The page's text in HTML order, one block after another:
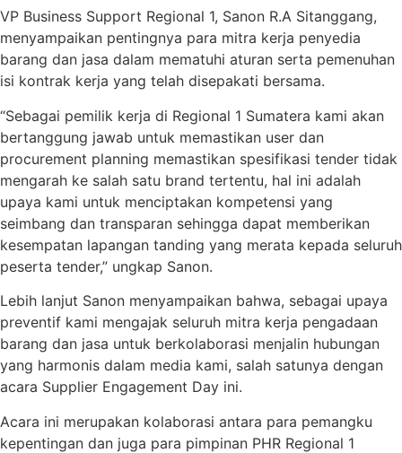
VP Business Support Regional 1, Sanon R.A Sitanggang,
menyampaikan pentingnya para mitra kerja penyedia
barang dan jasa dalam mematuhi aturan serta pemenuhan
isi kontrak kerja yang telah disepakati bersama.
“Sebagai pemilik kerja di Regional 1 Sumatera kami akan
bertanggung jawab untuk memastikan user dan
procurement planning memastikan spesifikasi tender tidak
mengarah ke salah satu brand tertentu, hal ini adalah
upaya kami untuk menciptakan kompetensi yang
seimbang dan transparan sehingga dapat memberikan
kesempatan lapangan tanding yang merata kepada seluruh
peserta tender,” ungkap Sanon.
Lebih lanjut Sanon menyampaikan bahwa, sebagai upaya
preventif kami mengajak seluruh mitra kerja pengadaan
barang dan jasa untuk berkolaborasi menjalin hubungan
yang harmonis dalam media kami, salah satunya dengan
acara Supplier Engagement Day ini.
Acara ini merupakan kolaborasi antara para pemangku
kepentingan dan juga para pimpinan PHR Regional 1